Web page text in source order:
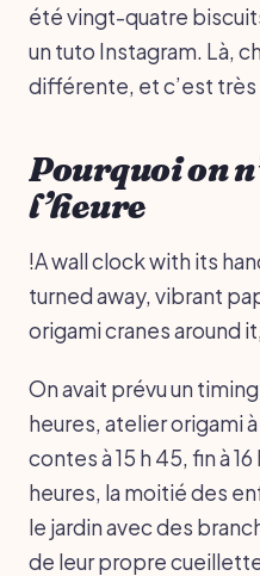
été vingt-quatre
un tuto Instagram. Là,
différente, et c’est
Pourquoi on
l’heure
!A wall clock with its
turned away, vibrant
origami cranes around it,
On avait prévu un
heures, atelier origami à
contes à 15 h 45, fin à
heures, la moitié des
le jardin avec des
de leur propre